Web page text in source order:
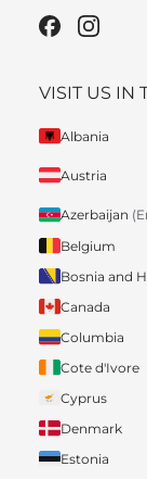
VISIT US IN
Albania
Austria
Azerbaijan
Belgium
Bosnia and
Canada
Columbia
Cote d'Ivore
Cyprus
Denmark
Estonia